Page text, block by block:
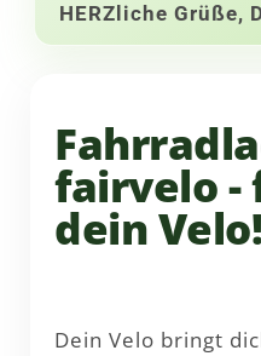
HERZliche Grüße,
fairvelo -
dein Velo!
Dein Velo bringt